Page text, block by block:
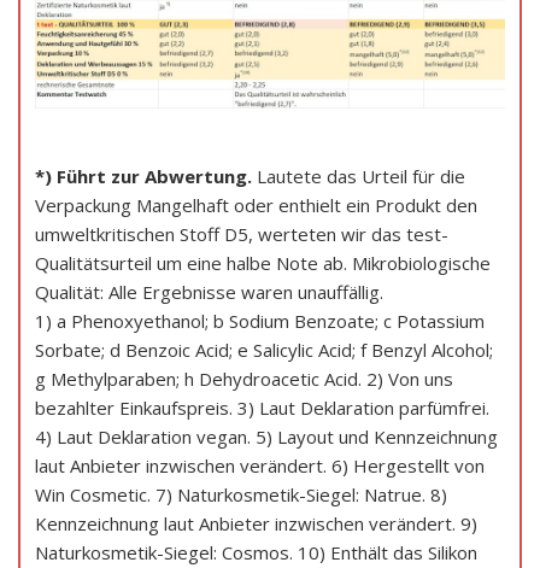
*) Führt zur Abwertung. Lautete das Urteil für die
Verpackung Mangelhaft oder enthielt ein Produkt den
umweltkritischen Stoff D5, werteten wir das test-
Qualitätsurteil um eine halbe Note ab. Mikrobiologische
Qualität: Alle Ergebnisse waren unauffällig.
1) a Phenoxyethanol; b Sodium Benzoate; c Potassium
Sorbate; d Benzoic Acid; e Salicylic Acid; f Benzyl Alcohol;
g Methylparaben; h Dehydroacetic Acid. 2) Von uns
bezahlter Einkaufspreis. 3) Laut Deklaration parfümfrei.
4) Laut Deklaration vegan. 5) Layout und Kennzeichnung
laut Anbieter inzwischen verändert. 6) Hergestellt von
Win Cosmetic. 7) Naturkosmetik-Siegel: Natrue. 8)
Kennzeichnung laut Anbieter inzwischen verändert. 9)
Naturkosmetik-Siegel: Cosmos. 10) Enthält das Silikon